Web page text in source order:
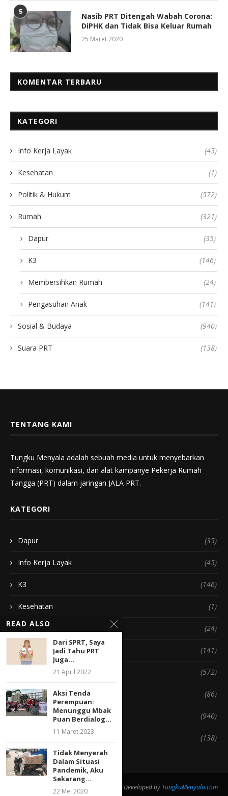
5
Nasib PRT Ditengah Wabah Corona:
DiPHK dan Tidak Bisa Keluar Rumah
25 Maret 2020
KOMENTAR TERBARU
KATEGORI
Info Kerja Layak (45)
Kesehatan (1)
Politik & Hukum (572)
Rumah (321)
Dapur (35)
K3 (146)
Membersihkan Rumah (24)
Pengasuhan Anak (141)
Sosial & Budaya (940)
Suara PRT (138)
TENTANG KAMI
Tungku Menyala adalah sebuah media untuk menyebarkan
informasi, komunikasi, dan alat kampanye Pekerja Rumah
Tangga (PRT) dalam jaringan JALA PRT.
KATEGORI
Dapur (35)
Info Kerja Layak (45)
K3 (146)
Kesehatan (1)
Membersihkan Rumah (24)
Pengasuhan Anak (141)
Politik & Hukum (572)
Rumah (86)
Sosial & Budaya (940)
(138)
@2020 - All Right Reserved. Designed and Developed by TungkuMenyala.com
READ ALSO
Dari SPRT, Saya
Jadi Tahu PRT
Juga...
21 April 2022
Aksi Tenda
Perempuan:
Menunggu Mbak
Puan Berdialog...
11 Maret 2023
Tidak Menyerah
Dalam Situasi
Pandemik, Aku
Sekarang...
22 Mei 2020